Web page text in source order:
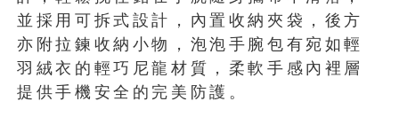
並採用可拆式設計，內置收納夾袋，後方
亦附拉鍊收納小物，泡泡手腕包有宛如輕
羽絨衣的輕巧尼龍材質，柔軟手感內裡層
提供手機安全的完美防護。